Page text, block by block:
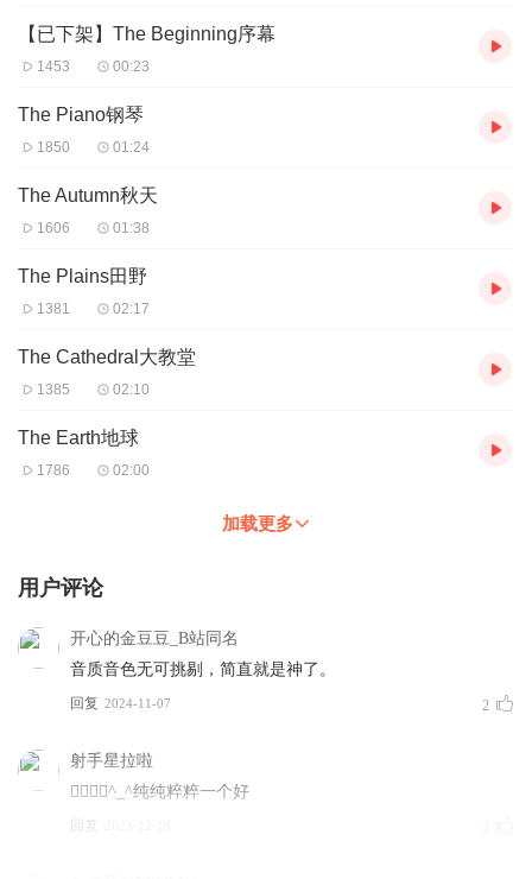
【已下架】The Beginning序幕
1453 00:23
The Piano钢琴
1850 01:24
The Autumn秋天
1606 01:38
The Plains田野
1381 02:17
The Cathedral大教堂
1385 02:10
The Earth地球
1786 02:00
加载更多
用户评论
开心的金豆豆_B站同名
音质音色无可挑剔，简直就是神了。
回复 2024-11-07 2
射手星拉啦
👍🏼😁😏^_^纯纯粹粹一个好
回复